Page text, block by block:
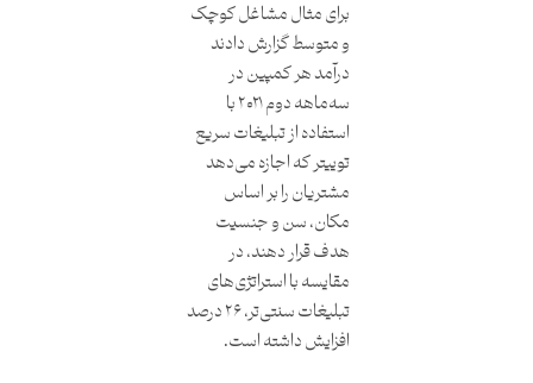
برای مثال مشاغل کوچک
و متوسط گزارش دادند
درآمد هر کمپین در
سه‌ماهه دوم ۲۰۲۱ با
استفاده از تبلیغات سریع
توییتر که اجازه می‌دهد
مشتریان را بر اساس
مکان، سن و جنسیت
هدف قرار دهند، در
مقایسه با استراتژی‌های
تبلیغات سنتی‌تر، ۲۶ درصد
افزایش داشته است.